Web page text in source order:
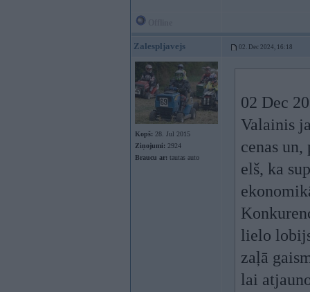
Zalespljavejs 02. Dec 2024, 16:18
Kopš: 28. Jul 2015
Ziņojumi: 2924
Braucu ar: tautas auto
02 Dec
Valainis
cenas
elš, ka
lielo
zaļā
lai